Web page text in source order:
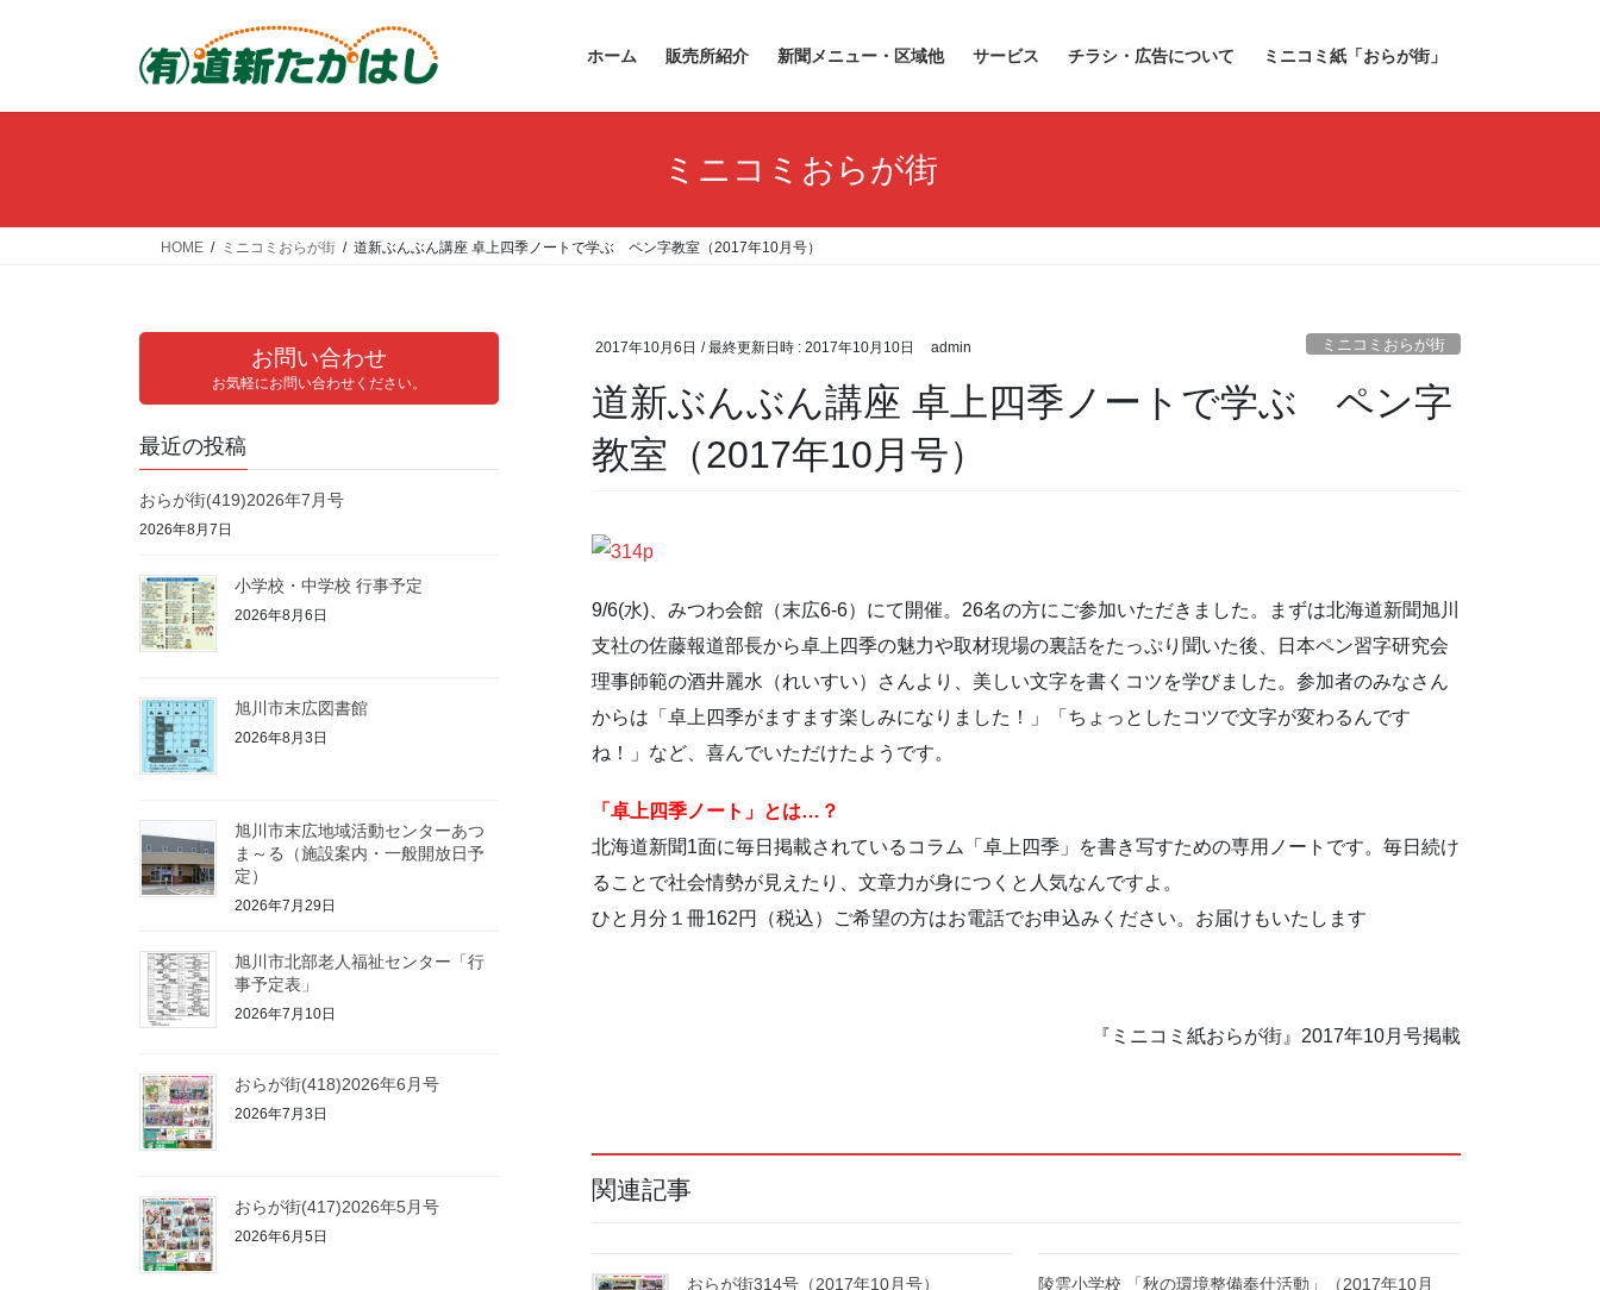
ホーム 販売所紹介 新聞メニュー・区域他 サービス チラシ・広告について ミニコミ紙「おらが街」
ミニコミおらが街
HOME ミニコミおらが街 道新ぶんぶん講座 卓上四季ノートで学ぶ ペン字教室（2017年10月号）
2017年10月6日 / 最終更新日時 : 2017年10月10日 admin ミニコミおらが街
道新ぶんぶん講座 卓上四季ノートで学ぶ ペン字
教室（2017年10月号）
9/6(水)、みつわ会館（末広6-6）にて開催。26名の方にご参加いただきました。まずは北海道新聞旭川
支社の佐藤報道部長から卓上四季の魅力や取材現場の裏話をたっぷり聞いた後、日本ペン習字研究会
理事師範の酒井麗水（れいすい）さんより、美しい文字を書くコツを学びました。参加者のみなさん
からは「卓上四季がますます楽しみになりました！」「ちょっとしたコツで文字が変わるんです
ね！」など、喜んでいただけたようです。
「卓上四季ノート」とは…？
北海道新聞1面に毎日掲載されているコラム「卓上四季」を書き写すための専用ノートです。毎日続け
ることで社会情勢が見えたり、文章力が身につくと人気なんですよ。
ひと月分１冊162円（税込）ご希望の方はお電話でお申込みください。お届けもいたします
『ミニコミ紙おらが街』2017年10月号掲載
関連記事
おらが街314号（2017年10月号）
陵雲小学校 「秋の環境整備奉仕活動」（2017年10月
お問い合わせ
お気軽にお問い合わせください。
最近の投稿
おらが街(419)2026年7月号
2026年8月7日
小学校・中学校 行事予定
2026年8月6日
旭川市末広図書館
2026年8月3日
旭川市末広地域活動センターあつ
ま～る（施設案内・一般開放日予
定）
2026年7月29日
旭川市北部老人福祉センター「行
事予定表」
2026年7月10日
おらが街(418)2026年6月号
2026年7月3日
おらが街(417)2026年5月号
2026年6月5日